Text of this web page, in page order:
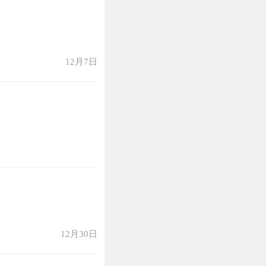
12月7日
12月30日